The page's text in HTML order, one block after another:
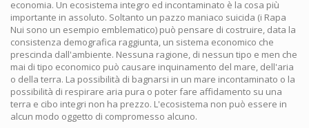
economia. Un ecosistema integro ed incontaminato è la cosa più
importante in assoluto. Soltanto un pazzo maniaco suicida (i Rapa
Nui sono un esempio emblematico) può pensare di costruire, data la
consistenza demografica raggiunta, un sistema economico che
prescinda dall'ambiente. Nessuna ragione, di nessun tipo e men che
mai di tipo economico può causare inquinamento del mare, dell'aria
o della terra. La possibilità di bagnarsi in un mare incontaminato o la
possibilità di respirare aria pura o poter fare affidamento su una
terra e cibo integri non ha prezzo. L'ecosistema non può essere in
alcun modo oggetto di compromesso alcuno.